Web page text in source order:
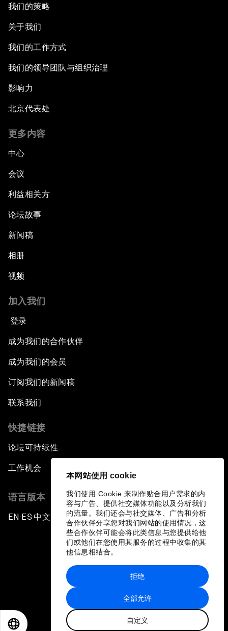
本网站使用 cookie
我们使用 Cookie 来制作贴合用户需求的内
容与广告、提供社交媒体功能以及分析我们
的流量。我们还会与社交媒体、广告和分析
合作伙伴分享您对我们网站的使用情况，这
些合作伙伴可能会将此类信息与您提供给他
们或他们在您使用其服务的过程中收集的其
他信息相结合。
全部允许
自定义
拒绝
我们的策略
关于我们
我们的工作方式
我们的领导团队与组织治理
影响力
北京代表处
更多内容
中心
会议
利益相关方
论坛故事
新闻稿
相册
视频
加入我们
登录
成为我们的合作伙伴
成为我们的会员
订阅我们的新闻稿
联系我们
快捷链接
论坛可持续性
工作机会
语言版本
EN ▪ES▪中文▪ 日本語
站点地图
世界经济论坛